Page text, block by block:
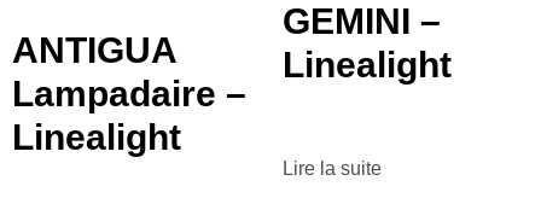
ANTIGUA
Lampadaire –
Linealight
GEMINI –
Linealight
Lire la suite